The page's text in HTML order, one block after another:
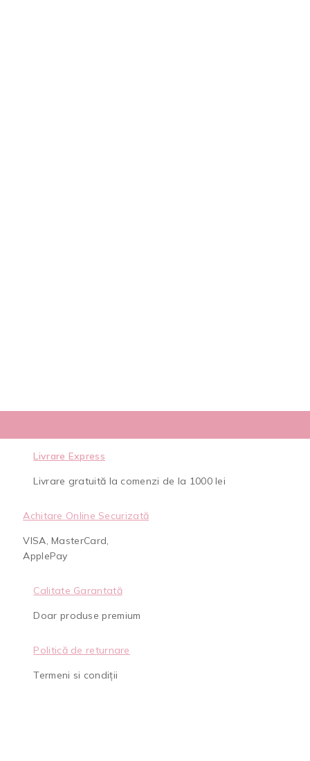
Livrare Express
Livrare gratuită la comenzi de la 1000 lei
Achitare Online Securizată
VISA, MasterCard,
ApplePay
Calitate Garantată
Doar produse premium
Politică de returnare
Termeni si condiții